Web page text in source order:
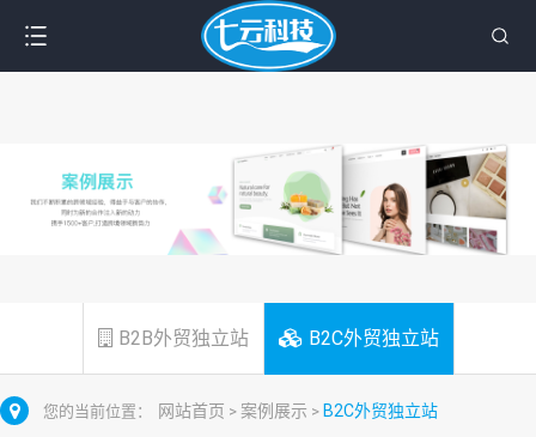
B2B外贸独立站 B2C外贸独立站
您的当前位置： 网站首页 > 案例展示 > B2C外贸独立站